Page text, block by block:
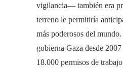
vigilancia― también era
terreno le permitiría
más poderosos del
gobierna Gaza desde
18.000 permisos de